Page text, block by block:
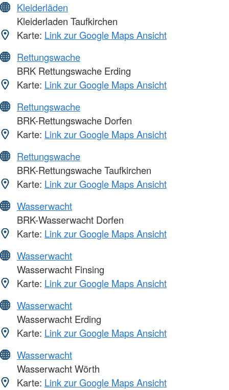
Kleiderläden
Kleiderladen Taufkirchen
Karte: Link zur Google Maps Ansicht
Rettungswache
BRK Rettungswache Erding
Karte: Link zur Google Maps Ansicht
Rettungswache
BRK-Rettungswache Dorfen
Karte: Link zur Google Maps Ansicht
Rettungswache
BRK-Rettungswache Taufkirchen
Karte: Link zur Google Maps Ansicht
Wasserwacht
BRK-Wasserwacht Dorfen
Karte: Link zur Google Maps Ansicht
Wasserwacht
Wasserwacht Finsing
Karte: Link zur Google Maps Ansicht
Wasserwacht
Wasserwacht Erding
Karte: Link zur Google Maps Ansicht
Wasserwacht
Wasserwacht Wörth
Karte: Link zur Google Maps Ansicht